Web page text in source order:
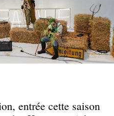
entrée cette saison